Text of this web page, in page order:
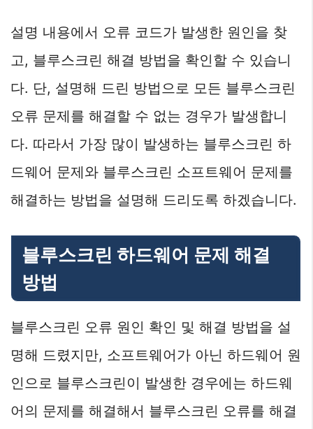
설명 내용에서 오류 코드가 발생한 원인을 찾
고, 블루스크린 해결 방법을 확인할 수 있습니
다. 단, 설명해 드린 방법으로 모든 블루스크린
오류 문제를 해결할 수 없는 경우가 발생합니
다. 따라서 가장 많이 발생하는 블루스크린 하
드웨어 문제와 블루스크린 소프트웨어 문제를
해결하는 방법을 설명해 드리도록 하겠습니다.
블루스크린 하드웨어 문제 해결
방법
블루스크린 오류 원인 확인 및 해결 방법을 설
명해 드렸지만, 소프트웨어가 아닌 하드웨어 원
인으로 블루스크린이 발생한 경우에는 하드웨
어의 문제를 해결해서 블루스크린 오류를 해결